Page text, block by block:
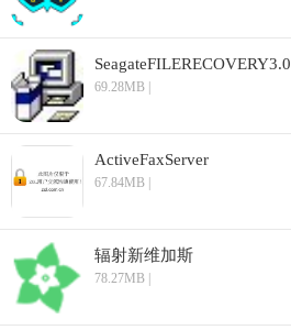
SeagateFILERECOVERY3.0
69.28MB |
ActiveFaxServer
67.84MB |
辐射新维加斯
78.27MB |